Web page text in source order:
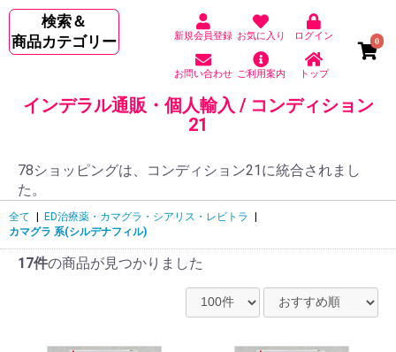
検索＆
商品カテゴリー
新規会員登録 お気に入り ログイン
お問い合わせ ご利用案内 トップ
0
インデラル通販・個人輸入 / コンディション
21
78ショッピングは、コンディション21に統合されまし
た。
全て ED治療薬・カマグラ・シアリス・レビトラ
カマグラ 系(シルデナフィル)
17件の商品が見つかりました